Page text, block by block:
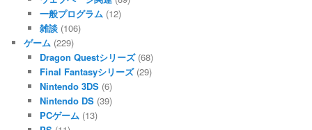
一般プログラム(12)
雑談(106)
ゲーム (229)
Dragon Questシリーズ(68)
Final Fantasyシリーズ(29)
Nintendo 3DS(6)
Nintendo DS(39)
PCゲーム(13)